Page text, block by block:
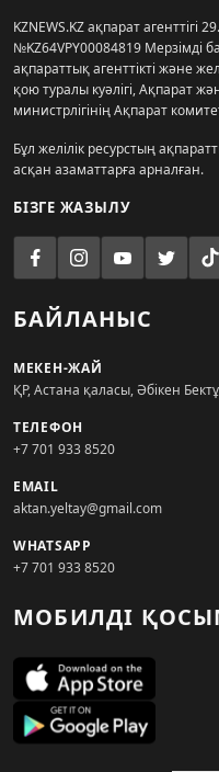
KZNEWS.KZ ақпарат агенттігі
№KZ64VPY00084819 Мерзімді
ақпараттық агенттікті және
қою туралы куәлігі, Ақпарат
министрлігінің Ақпарат
Бұл желілік ресурстың
асқан азаматтарға арналған.
БІЗГЕ ЖАЗЫЛУ
БАЙЛАНЫС
МЕКЕН-ЖАЙ
ҚР, Астана қаласы, Әбікен
ТЕЛЕФОН
+7 701 933 8520
EMAIL
aktan.yeltay@gmail.com
WHATSAPP
+7 701 933 8520
МОБИЛДІ